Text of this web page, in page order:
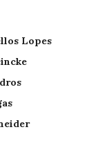
Lopes